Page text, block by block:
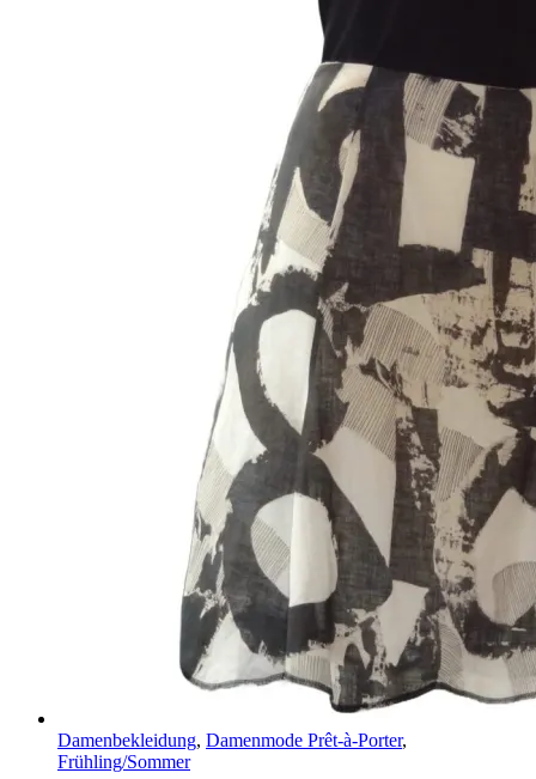
Damenbekleidung, Damenmode Prêt-à-Porter,
Frühling/Sommer